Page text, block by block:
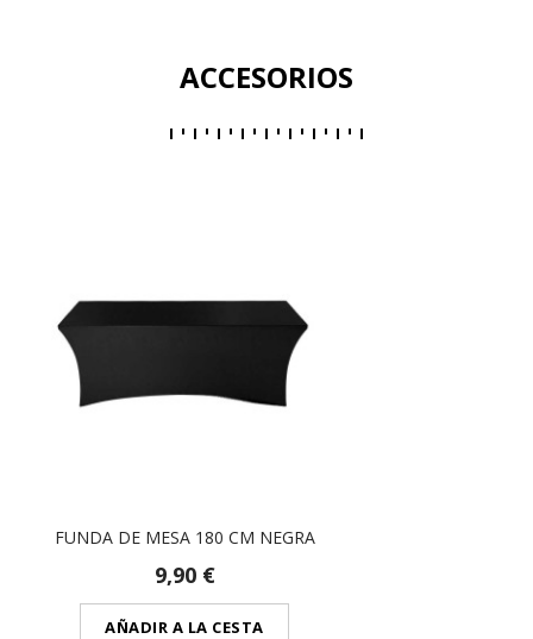
ACCESORIOS
FUNDA DE MESA 180 CM NEGRA
9,90 €
AÑADIR A LA CESTA